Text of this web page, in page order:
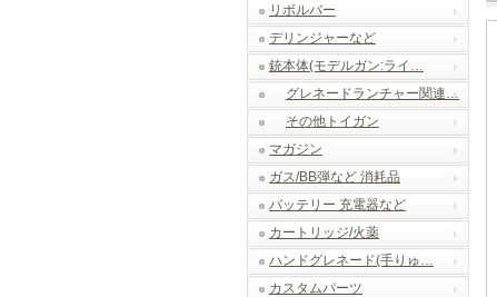
リボルバー
デリンジャーなど
銃本体(モデルガン:ライ…
グレネードランチャー関連…
その他トイガン
マガジン
ガス/BB弾など 消耗品
バッテリー 充電器など
カートリッジ/火薬
ハンドグレネード(手りゅ…
カスタムパーツ